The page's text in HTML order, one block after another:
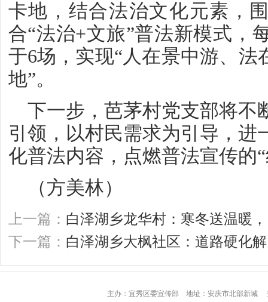
卡地，结合法治文化元素，
合“法治+文旅”普法新模式，
于6场，实现“人在景中游、法
地”。
下一步，芭茅村党支部将不
引领，以村民需求为引导，进
化普法内容，点燃普法宣传的
（方美林）
上一篇： 白泽湖乡龙华村：寒冬送温暖
下一篇： 白泽湖乡大枫社区：道路硬化
主办：宜秀区委宣传部 地址：安庆市北